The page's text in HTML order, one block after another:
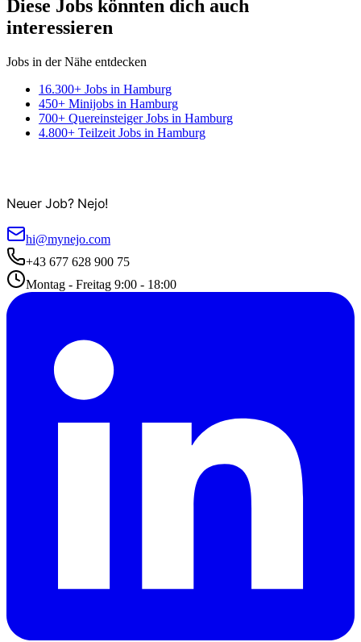
Diese Jobs könnten dich auch
interessieren
Jobs in der Nähe entdecken
16.300+ Jobs in Hamburg
450+ Minijobs in Hamburg
700+ Quereinsteiger Jobs in Hamburg
4.800+ Teilzeit Jobs in Hamburg
Neuer Job? Nejo!
hi@mynejo.com
+43 677 628 900 75
Montag - Freitag 9:00 - 18:00